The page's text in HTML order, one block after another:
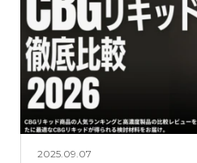
2025.09.07